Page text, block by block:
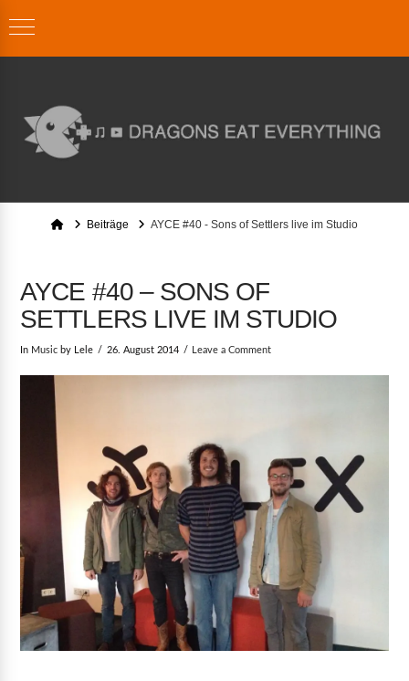
HomeBeiträge AYCE #40 - Sons of Settlers live im Studio
AYCE #40 – SONS OF
SETTLERS LIVE IM STUDIO
In Music by Lele 26. August 2014 Leave a Comment